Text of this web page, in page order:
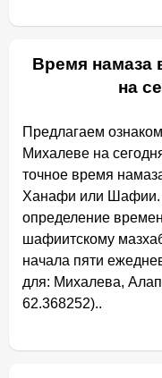
Время намаза
на
Предлагаем
Михалеве на
точное время
Ханафи или Шафии.
определение
шафиитскому
начала пяти
для: Михалева,
62.368252)..